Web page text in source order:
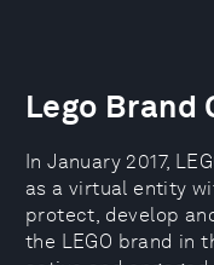
Lego Brand
In January 2017,
as a virtual entity
protect, develop
the LEGO brand in